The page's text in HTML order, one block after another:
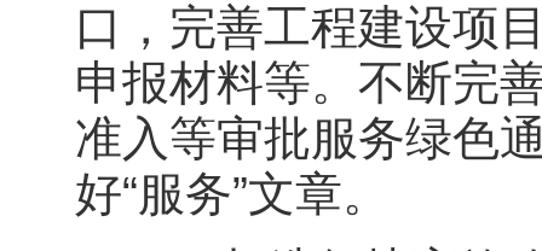
口，完善工程建设项
申报材料等。不断完
准入等审批服务绿色
好“服务”文章。